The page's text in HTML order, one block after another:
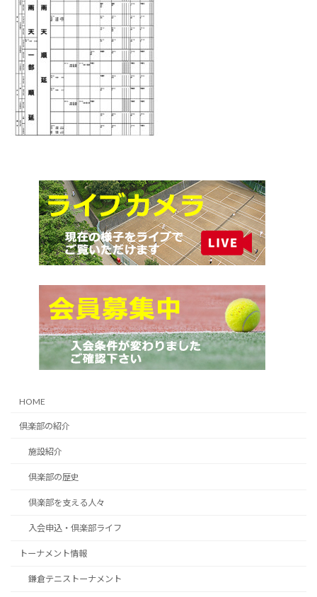
HOME
倶楽部の紹介
施設紹介
倶楽部の歴史
倶楽部を支える人々
入会申込・倶楽部ライフ
トーナメント情報
鎌倉テニストーナメント